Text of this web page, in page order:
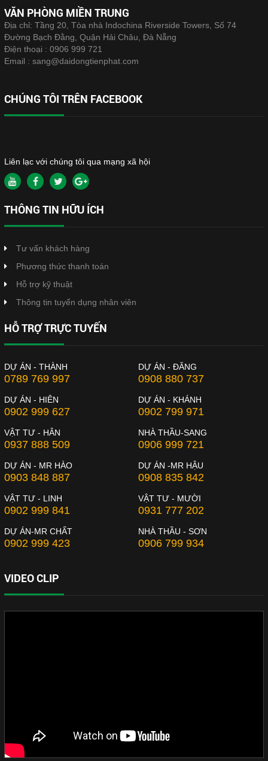
VĂN PHÒNG MIỀN TRUNG
Địa chỉ: Tầng 20, Tòa nhà Indochina Riverside Towers, Số 74
Đường Bạch Đằng, Quận Hải Châu, Đà Nẵng
Điện thoại : 0906 999 721
Email : sang@daidongtienphat.com
CHÚNG TÔI TRÊN FACEBOOK
Liên lạc với chúng tôi qua mạng xã hội
THÔNG TIN HỮU ÍCH
Tư vấn khách hàng
Phương thức thanh toán
Hỗ trợ kỹ thuật
Thông tin tuyển dụng nhân viên
HỖ TRỢ TRỰC TUYẾN
DỰ ÁN - THÀNH
0789 769 997
DỰ ÁN - ĐĂNG
0908 880 737
DỰ ÁN - HIÊN
0902 999 627
DỰ ÁN - KHÁNH
0902 799 971
VẬT TƯ - HÂN
0937 888 509
NHÀ THẦU-SANG
0906 999 721
DỰ ÁN - MR HÀO
0903 848 887
DỰ ÁN -MR HẬU
0908 835 842
VẬT TƯ - LINH
0902 999 841
VẬT TƯ - MƯỜI
0931 777 202
DỰ ÁN-MR CHẤT
0902 999 423
NHÀ THẦU - SƠN
0906 799 934
VIDEO CLIP